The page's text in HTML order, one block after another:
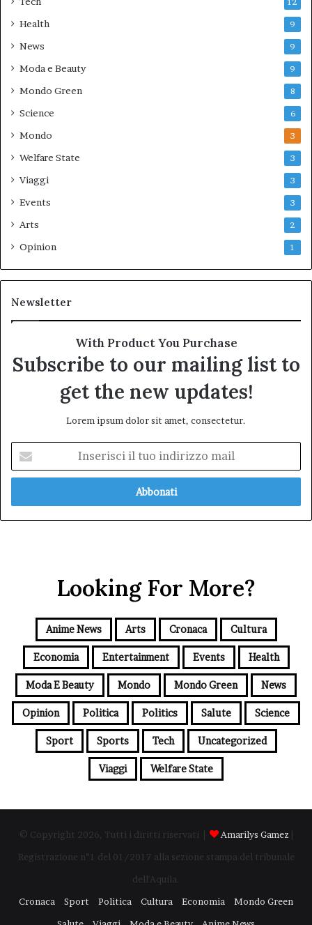
12
Health 9
News 9
Moda e Beauty 9
Mondo Green 8
Science 6
Mondo 3
Welfare State 3
Viaggi 3
Events 3
Arts 2
Opinion 1
Newsletter
With Product You Purchase
Subscribe to our mailing list to
get the new updates!
Lorem ipsum dolor sit amet, consectetur.
tuo
mail
Looking For More?
Anime News Arts Cronaca Cultura
Economia Entertainment Events Health
Moda E Beauty Mondo Mondo Green News
Opinion Politica Politics Salute Science
Sport Sports Tech Uncategorized
Viaggi Welfare State
© Copyright 2026, Tutti i diritti riservati | Amarilys Gamez
Registrazione n°1 del 01/2017 alla sezione stampa del tribunale
dell'Aquila.
Cronaca
Sport Politica Cultura Economia
Mondo Green